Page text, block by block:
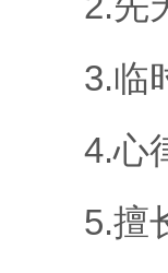
3.临时
4.心律
5.擅长